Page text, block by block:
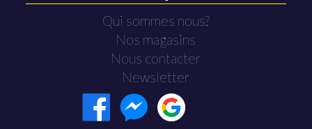
Qui sommes nous?
Nos magasins
Nous contacter
Newsletter